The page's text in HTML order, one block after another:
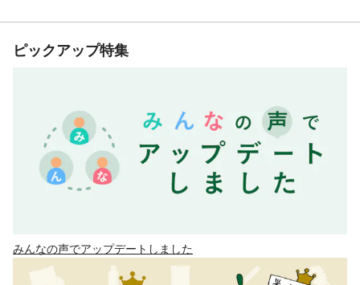
ピックアップ特集
みんなの声でアップデートしました